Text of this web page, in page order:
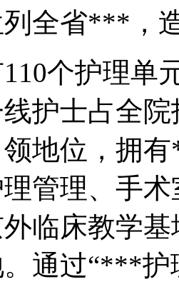
全省***，
个护理单
护士占全
地位，拥
理管理、手
临床教学
通过“***护